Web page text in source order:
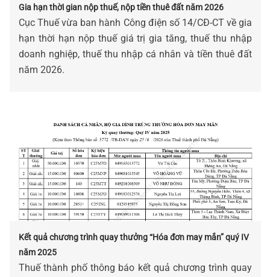
Gia hạn thời gian nộp thuế, nộp tiền thuê đất năm 2026
Cục Thuế vừa ban hành Công điện số 14/CĐ-CT về gia
hạn thời hạn nộp thuế giá trị gia tăng, thuế thu nhập
doanh nghiệp, thuế thu nhập cá nhân và tiền thuê đất
năm 2026.
Kết quả chương trình quay thưởng “Hóa đơn may mắn” quý IV
năm 2025
Thuế thành phố thông báo kết quả chương trình quay